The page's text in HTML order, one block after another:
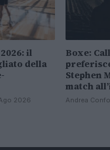
il
della
2026
Boxe:
Stephen
match
Andrea